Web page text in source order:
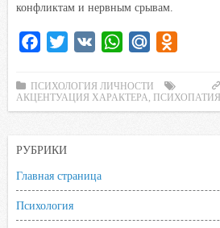
конфликтам и нервным срывам.
c
e
o
k
i
t
W
a
t
p
i
o
s
ПСИХОЛОГИЯ ЛИЧНОСТИ
АКЦЕНТУАЦИЯ ХАРАКТЕРА
ПСИХОПАТИЯ
РУБРИКИ
Главная страница
Психология